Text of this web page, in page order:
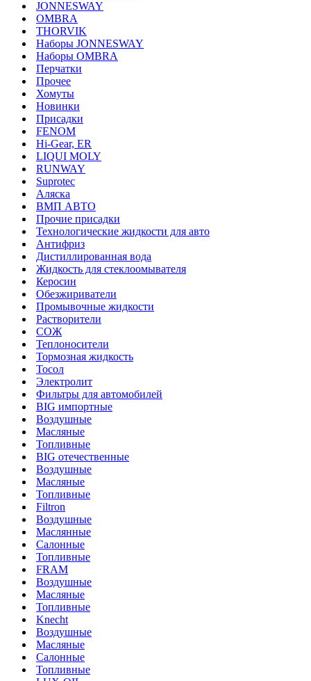
JONNESWAY
OMBRA
THORVIK
Наборы JONNESWAY
Наборы OMBRA
Перчатки
Прочее
Хомуты
Новинки
Присадки
FENOM
Hi-Gear, ER
LIQUI MOLY
RUNWAY
Suprotec
Аляска
ВМП АВТО
Прочие присадки
Технологические жидкости для авто
Антифриз
Дистиллированная вода
Жидкость для стеклоомывателя
Керосин
Обезжириватели
Промывочные жидкости
Растворители
СОЖ
Теплоносители
Тормозная жидкость
Тосол
Электролит
Фильтры для автомобилей
BIG импортные
Воздушные
Масляные
Топливные
BIG отечественные
Воздушные
Масляные
Топливные
Filtron
Воздушные
Маслянные
Салонные
Топливные
FRAM
Воздушные
Масляные
Топливные
Knecht
Воздушные
Масляные
Салонные
Топливные